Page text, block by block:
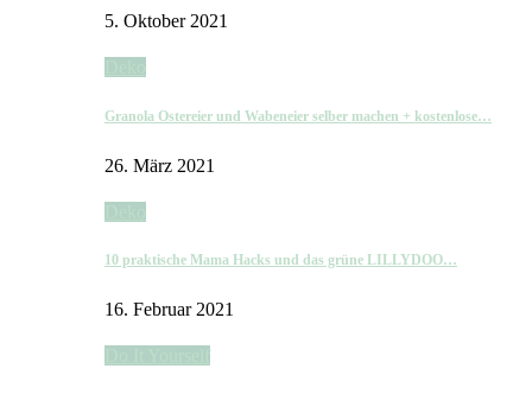
5. Oktober 2021
Granola Ostereier und Wabeneier selber machen + kostenlose…
26. März 2021
10 praktische Mama Hacks und das grüne LILLYDOO…
16. Februar 2021